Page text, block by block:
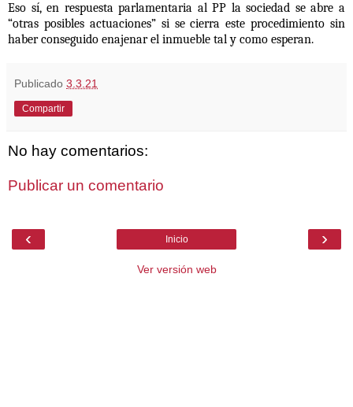
Eso sí, en respuestaparlamentaria al PP la sociedad se abre a
“otras posibles actuaciones” si se cierra este procedimiento sin
haber conseguido enajenar el inmueble tal y como esperan.
Publicado 3.3.21
Compartir
No hay comentarios:
Publicar un comentario
‹ ›
Inicio
Ver versión web